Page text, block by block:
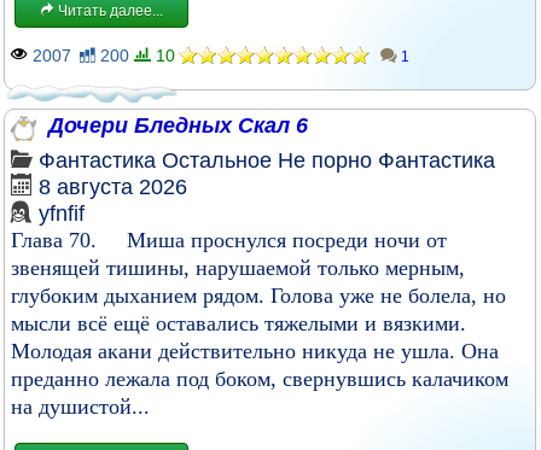
Читать далее...
2007 200 10 1
Дочери Бледных Скал 6
Фантастика Остальное Не порно Фантастика
8 августа 2026
yfnfif
Глава 70. Миша проснулся посреди ночи от
звенящей тишины, нарушаемой только мерным,
глубоким дыханием рядом. Голова уже не болела, но
мысли всё ещё оставались тяжелыми и вязкими.
Молодая акани действительно никуда не ушла. Она
преданно лежала под боком, свернувшись калачиком
на душистой...